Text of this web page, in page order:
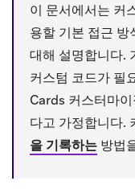
이 문서에서는 커
용할 기본 접근 방
대해 설명합니다.
커스텀 코드가 필
Cards 커스터마
다고 가정합니다.
을 기록하는 방법